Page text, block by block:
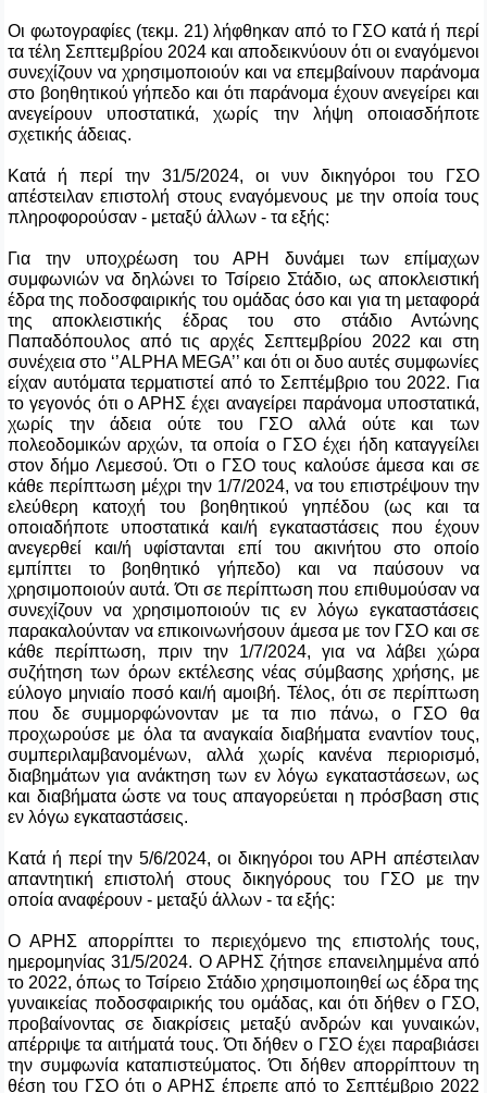
Οι φωτογραφίες (τεκμ. 21) λήφθηκαν από το ΓΣΟ κατά ή περί
τα τέλη Σεπτεμβρίου 2024 και αποδεικνύουν ότι οι εναγόμενοι
συνεχίζουν να χρησιμοποιούν και να επεμβαίνουν παράνομα
στο βοηθητικού γήπεδο και ότι παράνομα έχουν ανεγείρει και
ανεγείρουν υποστατικά, χωρίς την λήψη οποιασδήποτε
σχετικής άδειας.
Κατά ή περί την 31/5/2024, οι νυν δικηγόροι του ΓΣΟ
απέστειλαν επιστολή στους εναγόμενους με την οποία τους
πληροφορούσαν - μεταξύ άλλων - τα εξής:
Για την υποχρέωση του ΑΡΗ δυνάμει των επίμαχων
συμφωνιών να δηλώνει το Τσίρειο Στάδιο, ως αποκλειστική
έδρα της ποδοσφαιρικής του ομάδας όσο και για τη μεταφορά
της αποκλειστικής έδρας του στο στάδιο Αντώνης
Παπαδόπουλος από τις αρχές Σεπτεμβρίου 2022 και στη
συνέχεια στο ‘’ALPHA MEGA’’ και ότι οι δυο αυτές συμφωνίες
είχαν αυτόματα τερματιστεί από το Σεπτέμβριο του 2022. Για
το γεγονός ότι ο ΑΡΗΣ έχει αναγείρει παράνομα υποστατικά,
χωρίς την άδεια ούτε του ΓΣΟ αλλά ούτε και των
πολεοδομικών αρχών, τα οποία ο ΓΣΟ έχει ήδη καταγγείλει
στον δήμο Λεμεσού. Ότι ο ΓΣΟ τους καλούσε άμεσα και σε
κάθε περίπτωση μέχρι την 1/7/2024, να του επιστρέψουν την
ελεύθερη κατοχή του βοηθητικού γηπέδου (ως και τα
οποιαδήποτε υποστατικά και/ή εγκαταστάσεις που έχουν
ανεγερθεί και/ή υφίστανται επί του ακινήτου στο οποίο
εμπίπτει το βοηθητικό γήπεδο) και να παύσουν να
χρησιμοποιούν αυτά. Ότι σε περίπτωση που επιθυμούσαν να
συνεχίζουν να χρησιμοποιούν τις εν λόγω εγκαταστάσεις
παρακαλούνταν να επικοινωνήσουν άμεσα με τον ΓΣΟ και σε
κάθε περίπτωση, πριν την 1/7/2024, για να λάβει χώρα
συζήτηση των όρων εκτέλεσης νέας σύμβασης χρήσης, με
εύλογο μηνιαίο ποσό και/ή αμοιβή. Τέλος, ότι σε περίπτωση
που δε συμμορφώνονταν με τα πιο πάνω, ο ΓΣΟ θα
προχωρούσε με όλα τα αναγκαία διαβήματα εναντίον τους,
συμπεριλαμβανομένων, αλλά χωρίς κανένα περιορισμό,
διαβημάτων για ανάκτηση των εν λόγω εγκαταστάσεων, ως
και διαβήματα ώστε να τους απαγορεύεται η πρόσβαση στις
εν λόγω εγκαταστάσεις.
Κατά ή περί την 5/6/2024, οι δικηγόροι του ΑΡΗ απέστειλαν
απαντητική επιστολή στους δικηγόρους του ΓΣΟ με την
οποία αναφέρουν - μεταξύ άλλων - τα εξής:
Ο ΑΡΗΣ απορρίπτει το περιεχόμενο της επιστολής τους,
ημερομηνίας 31/5/2024. Ο ΑΡΗΣ ζήτησε επανειλημμένα από
το 2022, όπως το Τσίρειο Στάδιο χρησιμοποιηθεί ως έδρα της
γυναικείας ποδοσφαιρικής του ομάδας, και ότι δήθεν ο ΓΣΟ,
προβαίνοντας σε διακρίσεις μεταξύ ανδρών και γυναικών,
απέρριψε τα αιτήματά τους. Ότι δήθεν ο ΓΣΟ έχει παραβιάσει
την συμφωνία καταπιστεύματος. Ότι δήθεν απορρίπτουν τη
θέση του ΓΣΟ ότι ο ΑΡΗΣ έπρεπε από το Σεπτέμβριο 2022